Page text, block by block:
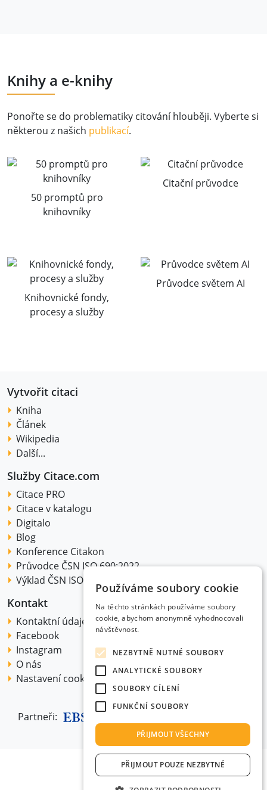
Knihy a e-knihy
Ponořte se do problematiky citování hlouběji. Vyberte si
některou z našich publikací.
50 promptů pro
knihovníky
Citační průvodce
Knihovnické fondy,
procesy a služby
Průvodce světem AI
Vytvořit citaci
Kniha
Článek
Wikipedia
Další...
Služby Citace.com
Citace PRO
Citace v katalogu
Digitalo
Blog
Konference Citakon
Průvodce ČSN ISO 690:2022
Výklad ČSN ISO 690:2022
Kontakt
Kontaktní údaje
Facebook
Instagram
O nás
Nastavení cookie
Partneři:
Používáme soubory cookie
Na těchto stránkách používáme soubory
cookie, abychom anonymně vyhodnocovali
návštěvnost.
NEZBYTNĚ NUTNÉ SOUBORY
ANALYTICKÉ SOUBORY
SOUBORY CÍLENÍ
FUNKČNÍ SOUBORY
PŘIJMOUT VŠECHNY
PŘIJMOUT POUZE NEZBYTNÉ